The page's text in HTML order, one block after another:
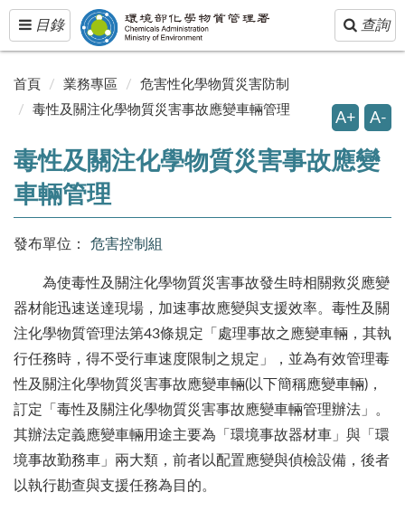
Toggle
navigation
目錄
Toggle
navigation
查詢
首頁 業務專區
危害性化學物質災害防制
毒性及關注化學物質災害事故應變車輛管理
A+ A-
毒性及關注化學物質災害事故應變
車輛管理
發布單位： 危害控制組
為使毒性及關注化學物質災害事故發生時相關救災應變
器材能迅速送達現場，加速事故應變與支援效率。毒性及關
注化學物質管理法第43條規定「處理事故之應變車輛，其執
行任務時，得不受行車速度限制之規定」，並為有效管理毒
性及關注化學物質災害事故應變車輛(以下簡稱應變車輛)，
訂定「毒性及關注化學物質災害事故應變車輛管理辦法」。
其辦法定義應變車輛用途主要為「環境事故器材車」與「環
境事故勤務車」兩大類，前者以配置應變與偵檢設備，後者
以執行勘查與支援任務為目的。